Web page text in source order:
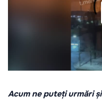
Acum ne puteți urmări și